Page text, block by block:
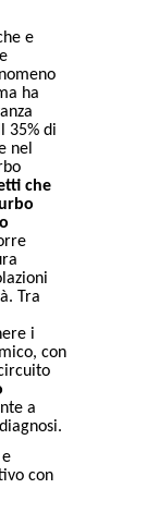
e
ha
35% di
nel
che
Tra
i
con
a
con